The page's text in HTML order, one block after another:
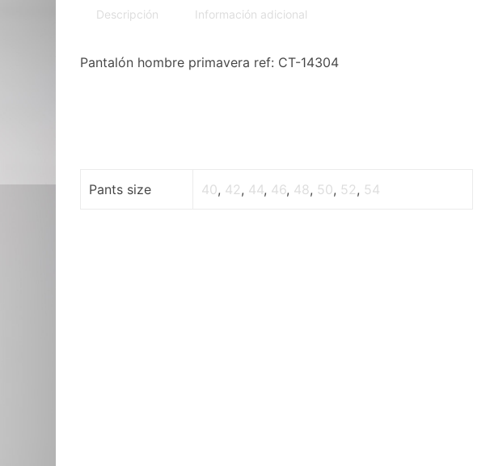
Descripción Información adicional
Pantalón hombre primavera ref: CT-14304
Pants size 40, 42, 44, 46, 48, 50, 52, 54